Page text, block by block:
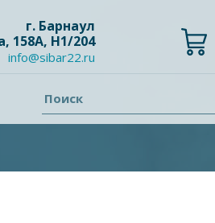
г. Барнаул
158А, Н1/204
info@sibar22.ru
Поиск